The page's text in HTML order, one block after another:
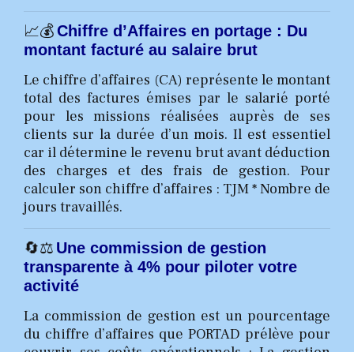
📈💰Chiffre d’Affaires en portage : Du
montant facturé au salaire brut
Le chiffre d’affaires (CA) représente le montant
total des factures émises par le salarié porté
pour les missions réalisées auprès de ses
clients sur la durée d’un mois. Il est essentiel
car il détermine le revenu brut avant déduction
des charges et des frais de gestion. Pour
calculer son chiffre d’affaires : TJM * Nombre de
jours travaillés.
🔄⚖️ Une commission de gestion
transparente à 4% pour piloter votre
activité
La commission de gestion est un pourcentage
du chiffre d’affaires que PORTAD prélève pour